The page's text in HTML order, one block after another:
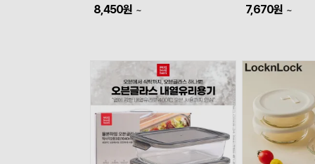
8,450원 ~ 7,670원 ~